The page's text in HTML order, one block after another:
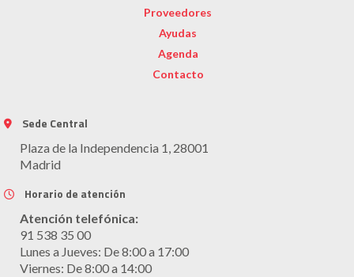
Proveedores
Ayudas
Agenda
Contacto
Sede Central
Plaza de la Independencia 1, 28001
Madrid
Horario de atención
Atención telefónica:
91 538 35 00
Lunes a Jueves: De 8:00 a 17:00
Viernes: De 8:00 a 14:00